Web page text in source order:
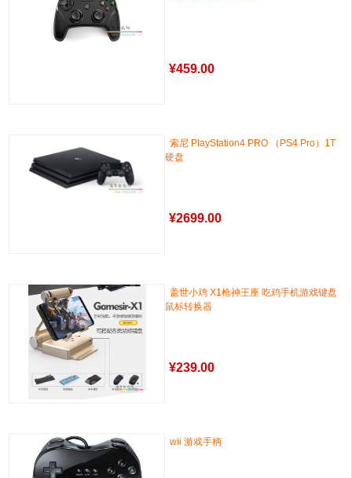
¥459.00
索尼 PlayStation4 PRO （PS4 Pro）1T
硬盘
¥2699.00
盖世小鸡 X1枪神王座 吃鸡手机游戏键盘
鼠标转换器
¥239.00
wii 游戏手柄